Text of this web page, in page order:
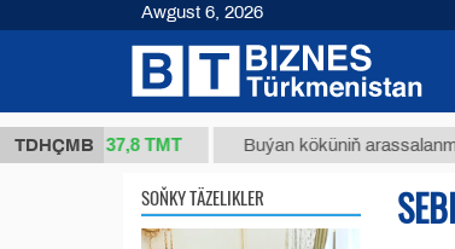
TDHÇMB
(kg.) 37,8 ТМТ Buýan köküniň arassalanmadyk
SOŇKY TÄZELIKLER
Awgust 6, 2026